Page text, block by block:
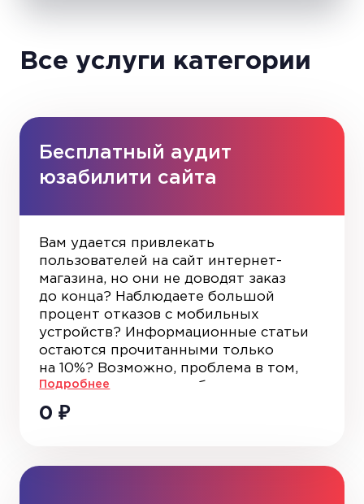
Все услуги категории
Бесплатный аудит
юзабилити сайта
Вам удается привлекать
пользователей на сайт интернет-
магазина, но они не доводят заказ
до конца? Наблюдаете большой
процент отказов с мобильных
устройств? Информационные статьи
остаются прочитанными только
на 10%? Возможно, проблема в том,
что ваш ресурс неудобен
пользователям. Бесплатный аудит
юзабилити сайта позволит
Подробнее
0 ₽